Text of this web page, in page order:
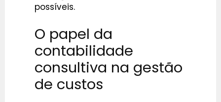
possíveis.
O papel da
contabilidade
consultiva na gestão
de custos